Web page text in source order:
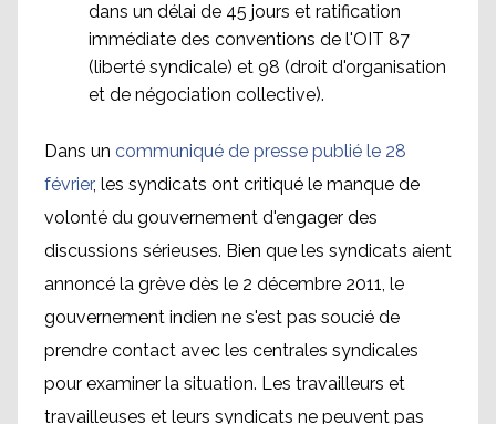
dans un délai de 45 jours et ratification
immédiate des conventions de l'OIT 87
(liberté syndicale) et 98 (droit d'organisation
et de négociation collective).
Dans un communiqué de presse publié le 28
février, les syndicats ont critiqué le manque de
volonté du gouvernement d'engager des
discussions sérieuses. Bien que les syndicats aient
annoncé la grève dès le 2 décembre 2011, le
gouvernement indien ne s'est pas soucié de
prendre contact avec les centrales syndicales
pour examiner la situation. Les travailleurs et
travailleuses et leurs syndicats ne peuvent pas